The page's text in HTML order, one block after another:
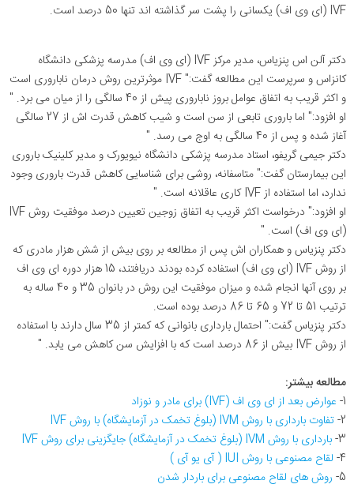
IVF (ای وی اف) یکسانی را پشت سر گذاشته اند تنها 50 درصد است.
دکتر آلن اس پنزیاس، مدیر مرکز IVF (ای وی اف) مدرسه پزشکی دانشگاه
کانزاس و سرپرست این مطالعه گفت:" IVF موثرترین روش درمان ناباروری است
و اکثر قریب به اتفاق عوامل بروز ناباروری پیش از 40 سالگی را از میان می برد. "
او افزود:" اما باروری تابعی از سن است و شیب کاهش قدرت اش از 27 سالگی
آغاز شده و پس از 40 سالگی به اوج می رسد. "
دکتر جیمی گریفو، استاد مدرسه پزشکی دانشگاه نیویورک و مدیر کلینیک باروری
این بیمارستان گفت:" متاسفانه، روشی برای شناسایی کاهش قدرت باروری وجود
ندارد، اما استفاده از IVF کاری عاقلانه است. "
او افزود:" درخواست اکثر قریب به اتفاق زوجین تعیین درصد موفقیت روش IVF
(ای وی اف) است. "
دکتر پنزیاس و همکاران اش پس از مطالعه بر روی بیش از شش هزار مادری که
از روش IVF (ای وی اف) استفاده کرده بودند دریافتند، 15 هزار دوره ای وی اف
بر روی آنها انجام شده و میزان موفقیت این روش در بانوان 35 و 40 ساله به
ترتیب 51 تا 72 و 65 تا 86 درصد بوده است.
دکتر پنزیاس گفت:" احتمال بارداری بانوانی که کمتر از 35 سال دارند با استفاده
از روش IVF بیش از 86 درصد است که با افزایش سن کاهش می یابد. "
مطالعه بیشتر:
1- عوارض بعد از ای وی اف (IVF) برای مادر و نوزاد
2- تفاوت بارداری با روش IVM (بلوغ تخمک در آزمایشگاه) با روش IVF
3- بارداری با روش IVM (بلوغ تخمک در آزمایشگاه) جایگزینی برای روش IVF
4- لقاح مصنوعی با روش IUI ( آی یو آی )
5- روش های لقاح مصنوعی برای باردار شدن